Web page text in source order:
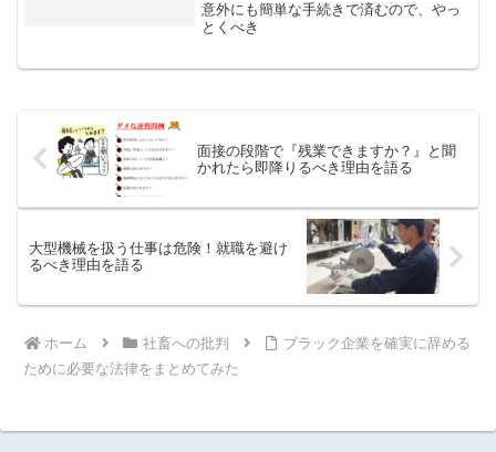
意外にも簡単な手続きで済むので、やっ
とくべき
面接の段階で『残業できますか？』と聞
かれたら即降りるべき理由を語る
大型機械を扱う仕事は危険！就職を避け
るべき理由を語る
ホーム 社畜への批判
ブラック企業を確実に辞める
ために必要な法律をまとめてみた